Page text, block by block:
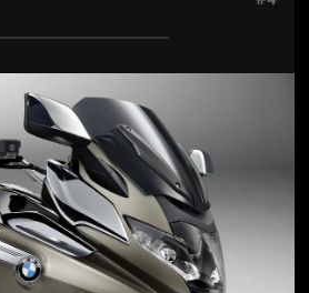
Jön még kép!